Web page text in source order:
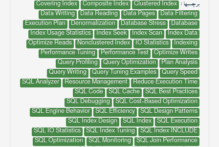
برچسبها : Clustered Index
Composite Index
Covering Index
Data Filtering
Data Pages
Data Reading
Data Writing
Database
Database Stress
Denormalization
Execution Plan
Index Data
Index Scan
Index Seek
Index Usage Statistics
Indexing
IO Statistics
Nonclustered Index
Optimize Reads
Optimize Writes
Performance Test
Performance Tuning
Plan Analysis
Query Optimization
Query Profiling
Query Speed
Query Tuning Examples
Query Writing
Reduce Execution Time
Resource Management
SQL Analyzer
SQL Best Practices
SQL Cache
SQL Code
SQL Cost-Based Optimization
SQL Debugging
SQL Design Patterns
SQL Efficiency
SQL Engine Behavior
SQL Execution
SQL Index
SQL Index Design
SQL Index INCLUDE
SQL Index Tuning
SQL IO Statistics
SQL Join Performance
SQL Monitoring
SQL Optimization